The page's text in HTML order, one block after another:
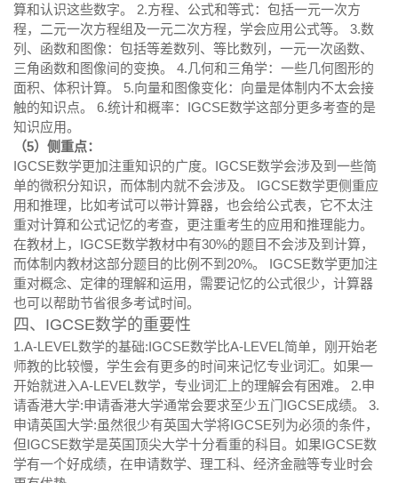
算和认识这些数字。 2.方程、公式和等式：包括一元一次方
程，二元一次方程组及一元二次方程，学会应用公式等。 3.数
列、函数和图像：包括等差数列、等比数列，一元一次函数、
三角函数和图像间的变换。 4.几何和三角学：一些几何图形的
面积、体积计算。 5.向量和图像变化：向量是体制内不太会接
触的知识点。 6.统计和概率：IGCSE数学这部分更多考查的是
知识应用。
（5）侧重点：
IGCSE数学更加注重知识的广度。IGCSE数学会涉及到一些简
单的微积分知识，而体制内就不会涉及。 IGCSE数学更侧重应
用和推理，比如考试可以带计算器，也会给公式表，它不太注
重对计算和公式记忆的考查，更注重考生的应用和推理能力。
在教材上，IGCSE数学教材中有30%的题目不会涉及到计算，
而体制内教材这部分题目的比例不到20%。 IGCSE数学更加注
重对概念、定律的理解和运用，需要记忆的公式很少，计算器
也可以帮助节省很多考试时间。
四、IGCSE数学的重要性
1.A-LEVEL数学的基础:IGCSE数学比A-LEVEL简单，刚开始老
师教的比较慢，学生会有更多的时间来记忆专业词汇。如果一
开始就进入A-LEVEL数学，专业词汇上的理解会有困难。 2.申
请香港大学:申请香港大学通常会要求至少五门IGCSE成绩。 3.
申请英国大学:虽然很少有英国大学将IGCSE列为必须的条件，
但IGCSE数学是英国顶尖大学十分看重的科目。如果IGCSE数
学有一个好成绩，在申请数学、理工科、经济金融等专业时会